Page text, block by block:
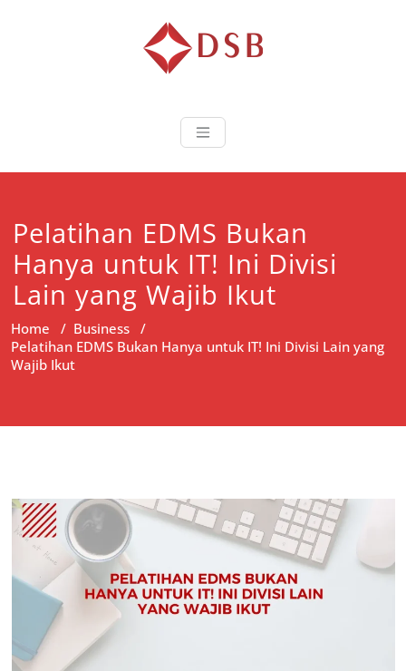
Diorama
Pelatihan EDMS Bukan
Hanya untuk IT! Ini Divisi
Lain yang Wajib Ikut
Home / Business /
Pelatihan EDMS Bukan Hanya untuk IT! Ini Divisi Lain yang
Wajib Ikut